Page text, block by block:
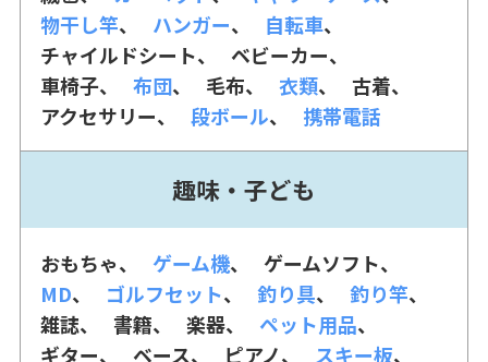
物干し竿
ハンガー
自転車
チャイルドシート
ベビーカー
車椅子
布団 毛布 衣類
古着
アクセサリー
段ボール 携帯電話
趣味・子ども
おもちゃ ゲーム機
ゲームソフト
MD
ゴルフセット 釣り具
釣り竿
雑誌
書籍 楽器
ペット用品
ギター
ベース ピアノ スキー板